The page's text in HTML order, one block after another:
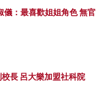
儀：最喜歡姐姐角色 無官
長 呂大樂加盟社科院